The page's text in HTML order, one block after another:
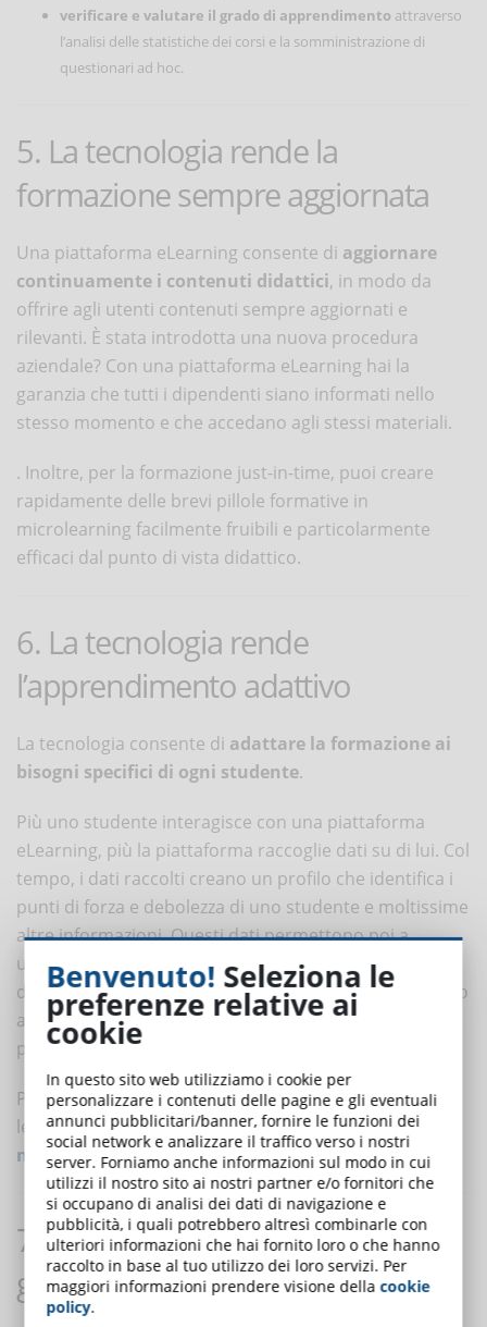
verificare e valutare il grado di apprendimento attraverso
l’analisi delle statistiche dei corsi e la somministrazione di
questionari ad hoc.
5. La tecnologia rende la
formazione sempre aggiornata
Una piattaforma eLearning consente di aggiornare
continuamente i contenuti didattici, in modo da
offrire agli utenti contenuti sempre aggiornati e
rilevanti. È stata introdotta una nuova procedura
aziendale? Con una piattaforma eLearning hai la
garanzia che tutti i dipendenti siano informati nello
stesso momento e che accedano agli stessi materiali.
. Inoltre, per la formazione just-in-time, puoi creare
rapidamente delle brevi pillole formative in
microlearning facilmente fruibili e particolarmente
efficaci dal punto di vista didattico.
6. La tecnologia rende
l’apprendimento adattivo
La tecnologia consente di adattare la formazione ai
bisogni specifici di ogni studente.
Più uno studente interagisce con una piattaforma
eLearning, più la piattaforma raccoglie dati su di lui. Col
tempo, i dati raccolti creano un profilo che identifica i
punti di forza e debolezza di uno studente e moltissime
altre informazioni. Questi dati permettono poi a
un'intelligenza artificiale di interagire con lo studente
dandogli consigli e presentando materiale più consono
alle sue caratteristiche, col fine di migliorare le
prestazioni.
Per ulteriori informazioni sulla tecnologia adattiva,
leggi anche “Adaptive Learning: la rivoluzione del
mondo dell’apprendimento”.
7. La tecnologia aiuta a ridurre i
gap formativi
Benvenuto! Seleziona le
preferenze relative ai
cookie
In questo sito web utilizziamo i cookie per
personalizzare i contenuti delle pagine e gli eventuali
annunci pubblicitari/banner, fornire le funzioni dei
social network e analizzare il traffico verso i nostri
server. Forniamo anche informazioni sul modo in cui
utilizzi il nostro sito ai nostri partner e/o fornitori che
si occupano di analisi dei dati di navigazione e
pubblicità, i quali potrebbero altresì combinarle con
ulteriori informazioni che hai fornito loro o che hanno
raccolto in base al tuo utilizzo dei loro servizi. Per
maggiori informazioni prendere visione dellacookie
policy.